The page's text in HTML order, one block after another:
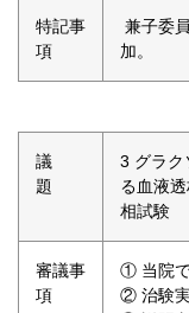
特記事
項
兼子委
加。
議
題
3 グラク
る血液
相試験
審議事
項
① 当院
② 治験